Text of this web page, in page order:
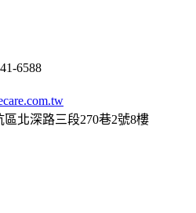
6588
北深路三段270巷2號8樓